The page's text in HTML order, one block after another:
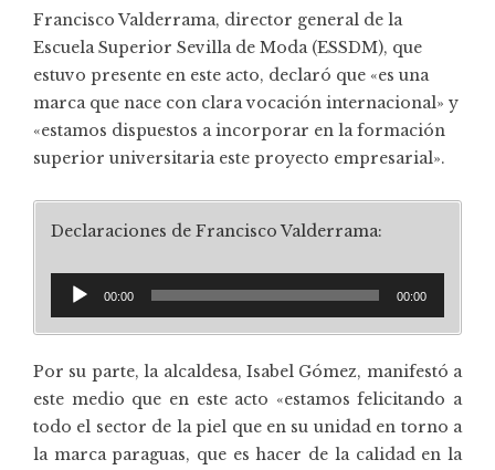
Francisco Valderrama, director general de la
Escuela Superior Sevilla de Moda (ESSDM), que
estuvo presente en este acto, declaró que «es una
marca que nace con clara vocación internacional» y
«estamos dispuestos a incorporar en la formación
superior universitaria este proyecto empresarial».
Declaraciones de Francisco Valderrama:
Reproductor
de
audio
00:00 00:00
Por su parte, la alcaldesa, Isabel Gómez, manifestó a
este medio que en este acto «estamos felicitando a
todo el sector de la piel que en su unidad en torno a
la marca paraguas, que es hacer de la calidad en la